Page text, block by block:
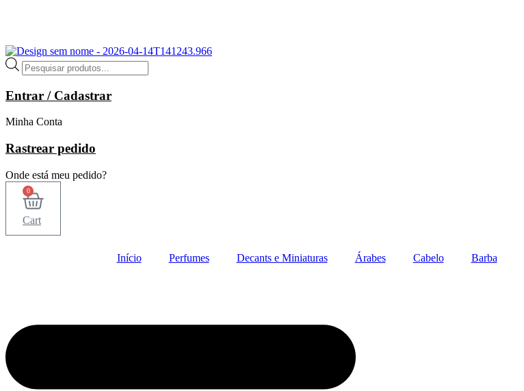
conteúdo
Pesquisar
produtos
Entrar / Cadastrar
Minha Conta
Rastrear pedido
Onde está meu pedido?
0
Cart
Início Perfumes Decants e Miniaturas Árabes Cabelo Barba